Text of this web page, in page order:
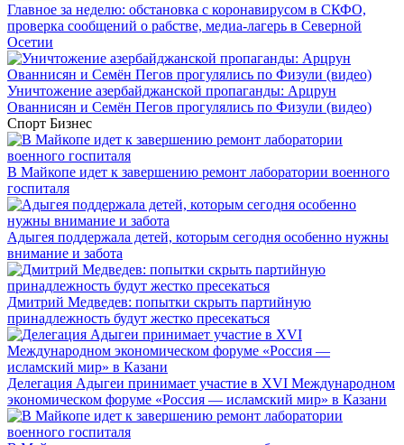
Главное за неделю: обстановка с коронавирусом в СКФО,
проверка сообщений о рабстве, медиа-лагерь в Северной
Осетии
Уничтожение азербайджанской пропаганды: Арцрун
Ованнисян и Семён Пегов прогулялись по Физули (видео)
Спорт Бизнес
В Майкопе идет к завершению ремонт лаборатории военного
госпиталя
Адыгея поддержала детей, которым сегодня особенно нужны
внимание и забота
Дмитрий Медведев: попытки скрыть партийную
принадлежность будут жестко пресекаться
Делегация Адыгеи принимает участие в XVI Международном
экономическом форуме «Россия — исламский мир» в Казани